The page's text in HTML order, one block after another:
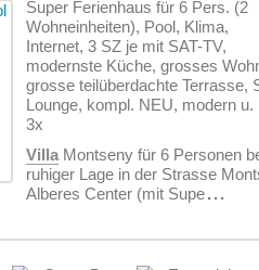
Super Ferienhaus für 6 Pers. (2
Wohneinheiten), Pool, Klima,
Internet, 3 SZ je mit SAT-TV,
modernste Küche, grosses
grosse teilüberdachte Terrasse,
Lounge, kompl. NEU, modern
3x
Villa Montseny für 6 Personen
ruhiger Lage in der Strasse
Alberes Center (mit Supe...